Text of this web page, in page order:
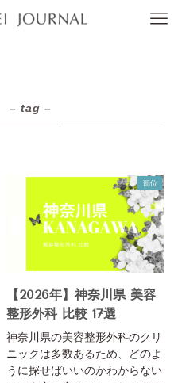
– tag –
部位
【2026年】神奈川県 美容
整形外科 比較 17選
神奈川県の美容整形外科のクリ
ニックは多数あるため、どのよ
うに探せばいいのかわからない